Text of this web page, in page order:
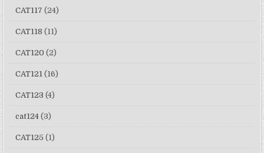
CAT117 (24)
CAT118 (11)
CAT120 (2)
CAT121 (16)
CAT123 (4)
cat124 (3)
CAT125 (1)